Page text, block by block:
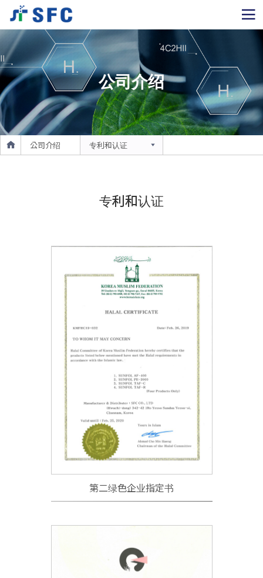
公司介绍
公司介绍 专利和认证
专利和认证
第二绿色企业指定书